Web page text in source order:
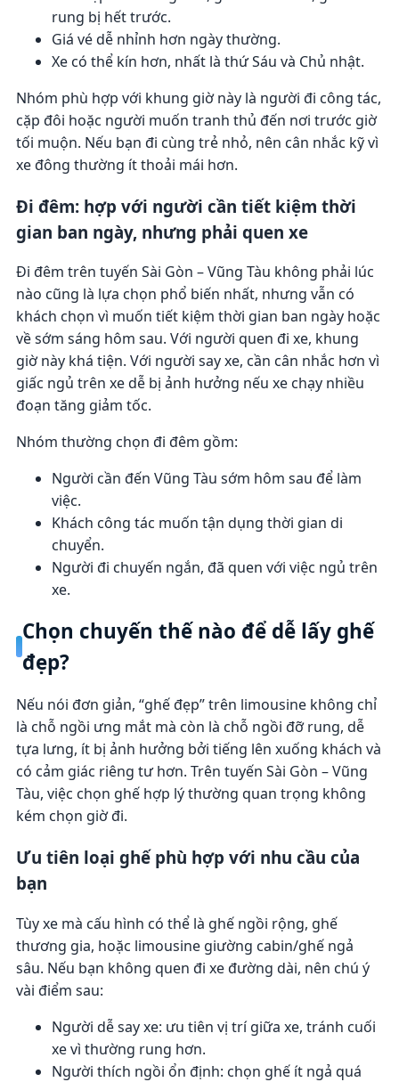
rung bị hết trước.
Giá vé dễ nhỉnh hơn ngày thường.
Xe có thể kín hơn, nhất là thứ Sáu và Chủ nhật.
Nhóm phù hợp với khung giờ này là người đi công tác,
cặp đôi hoặc người muốn tranh thủ đến nơi trước giờ
tối muộn. Nếu bạn đi cùng trẻ nhỏ, nên cân nhắc kỹ vì
xe đông thường ít thoải mái hơn.
Đi đêm: hợp với người cần tiết kiệm thời
gian ban ngày, nhưng phải quen xe
Đi đêm trên tuyến Sài Gòn – Vũng Tàu không phải lúc
nào cũng là lựa chọn phổ biến nhất, nhưng vẫn có
khách chọn vì muốn tiết kiệm thời gian ban ngày hoặc
về sớm sáng hôm sau. Với người quen đi xe, khung
giờ này khá tiện. Với người say xe, cần cân nhắc hơn vì
giấc ngủ trên xe dễ bị ảnh hưởng nếu xe chạy nhiều
đoạn tăng giảm tốc.
Nhóm thường chọn đi đêm gồm:
Người cần đến Vũng Tàu sớm hôm sau để làm
việc.
Khách công tác muốn tận dụng thời gian di
chuyển.
Người đi chuyến ngắn, đã quen với việc ngủ trên
xe.
Chọn chuyến thế nào để dễ lấy ghế
đẹp?
Nếu nói đơn giản, “ghế đẹp” trên limousine không chỉ
là chỗ ngồi ưng mắt mà còn là chỗ ngồi đỡ rung, dễ
tựa lưng, ít bị ảnh hưởng bởi tiếng lên xuống khách và
có cảm giác riêng tư hơn. Trên tuyến Sài Gòn – Vũng
Tàu, việc chọn ghế hợp lý thường quan trọng không
kém chọn giờ đi.
Ưu tiên loại ghế phù hợp với nhu cầu của
bạn
Tùy xe mà cấu hình có thể là ghế ngồi rộng, ghế
thương gia, hoặc limousine giường cabin/ghế ngả
sâu. Nếu bạn không quen đi xe đường dài, nên chú ý
vài điểm sau:
Người dễ say xe: ưu tiên vị trí giữa xe, tránh cuối
xe vì thường rung hơn.
Người thích ngồi ổn định: chọn ghế ít ngả quá